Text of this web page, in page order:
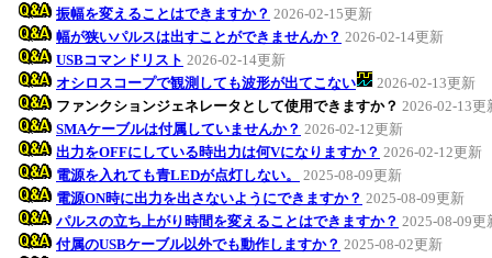
振幅を変えることはできますか？ 2026-02-15更新
幅が狭いパルスは出すことができませんか？ 2026-02-14更新
USBコマンドリスト 2026-02-14更新
オシロスコープで観測しても波形が出てこない
2026-02-13更新
ファンクションジェネレータとして使用できますか？ 2026-02-13更
SMAケーブルは付属していませんか？ 2026-02-12更新
出力をOFFにしている時出力は何Vになりますか？ 2026-02-12更新
電源を入れても青LEDが点灯しない。
2025-08-09更新
電源ON時に出力を出さないようにできますか？ 2025-08-09更新
パルスの立ち上がり時間を変えることはできますか？ 2025-08-09更
付属のUSBケーブル以外でも動作しますか？ 2025-08-02更新